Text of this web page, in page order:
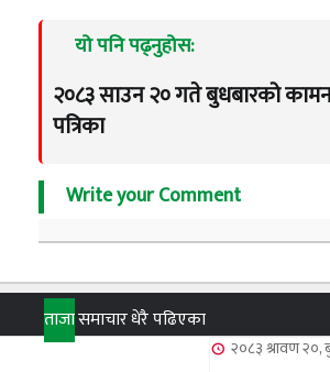
यो पनि पढ्नुहोस:
२०८३ साउन २० गते बुधबारको
पत्रिका
Write your Comment
ताजासमाचारधेरै पढिएका
२०८३ श्रावण २०,